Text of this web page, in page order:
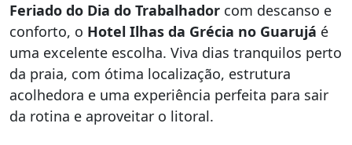
Feriado do Dia do Trabalhador com descanso e
conforto, o Hotel Ilhas da Grécia no Guarujá é
uma excelente escolha. Viva dias tranquilos perto
da praia, com ótima localização, estrutura
acolhedora e uma experiência perfeita para sair
da rotina e aproveitar o litoral.